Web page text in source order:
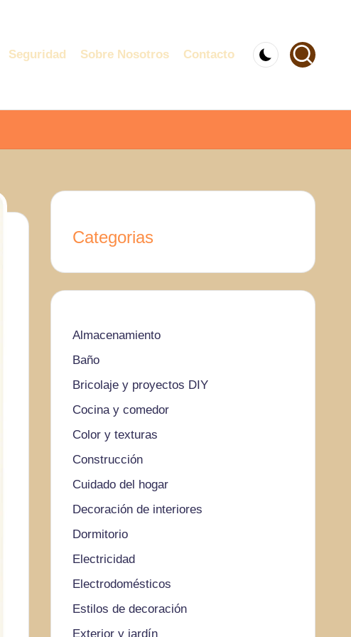
Seguridad Sobre Nosotros Contacto
Categorias
Almacenamiento
Baño
Bricolaje y proyectos DIY
Cocina y comedor
Color y texturas
Construcción
Cuidado del hogar
Decoración de interiores
Dormitorio
Electricidad
Electrodomésticos
Estilos de decoración
Exterior y jardín